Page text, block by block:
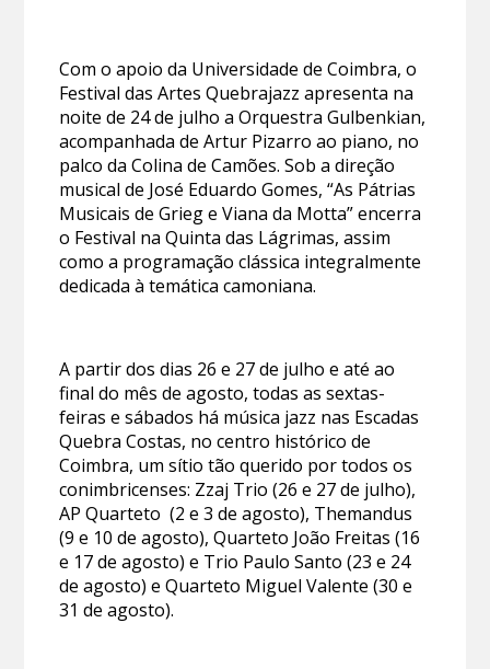
Com o apoio da Universidade de Coimbra, o
Festival das Artes Quebrajazz apresenta na
noite de 24 de julho a Orquestra Gulbenkian,
acompanhada de Artur Pizarro ao piano, no
palco da Colina de Camões. Sob a direção
musical de José Eduardo Gomes, “As Pátrias
Musicais de Grieg e Viana da Motta” encerra
o Festival na Quinta das Lágrimas, assim
como a programação clássica integralmente
dedicada à temática camoniana.
A partir dos dias 26 e 27 de julho e até ao
final do mês de agosto, todas as sextas-
feiras e sábados há música jazz nas Escadas
Quebra Costas, no centro histórico de
Coimbra, um sítio tão querido por todos os
conimbricenses: Zzaj Trio (26 e 27 de julho),
AP Quarteto (2 e 3 de agosto), Themandus
(9 e 10 de agosto), Quarteto João Freitas (16
e 17 de agosto) e Trio Paulo Santo (23 e 24
de agosto) e Quarteto Miguel Valente (30 e
31 de agosto).